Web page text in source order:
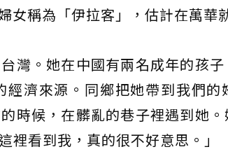
女稱為「伊拉客」，估計在萬華
灣。她在中國有兩名成年的孩
濟來源。同鄉把她帶到我們的
時候，在髒亂的巷子裡遇到她
看到我，真的很不好意思。」